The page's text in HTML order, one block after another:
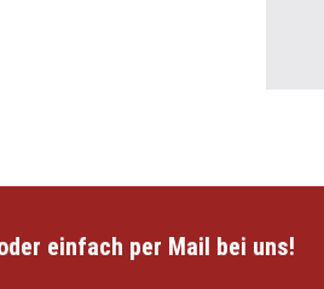
einfach per Mail bei uns!